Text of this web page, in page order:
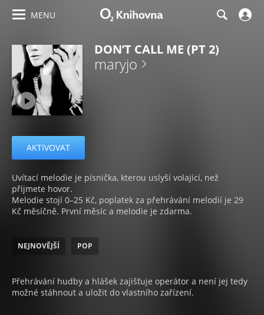
MENU
DON’T CALL ME (PT 2)
maryjo
AKTIVOVAT
Uvítací melodie je písnička, kterou uslyší volající, než
přijmete hovor.
Melodie stojí 0–25 Kč, poplatek za přehrávání melodií je 29
Kč měsíčně. První měsíc a melodie je zdarma.
NEJNOVĚJŠÍ POP
Přehrávání hudby a hlášek zajišťuje operátor a není jej tedy
možné stáhnout a uložit do vlastního zařízení.